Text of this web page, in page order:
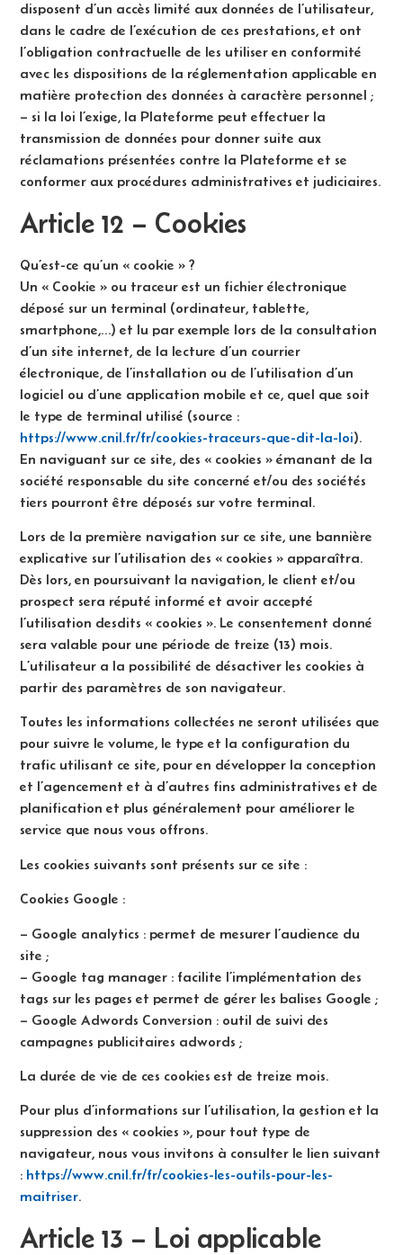
disposent d’un accès limité aux données de l’utilisateur,
dans le cadre de l’exécution de ces prestations, et ont
l’obligation contractuelle de les utiliser en conformité
avec les dispositions de la réglementation applicable en
matière protection des données à caractère personnel ;
– si la loi l’exige, la Plateforme peut effectuer la
transmission de données pour donner suite aux
réclamations présentées contre la Plateforme et se
conformer aux procédures administratives et judiciaires.
Article 12 – Cookies
Qu’est-ce qu’un « cookie » ?
Un « Cookie » ou traceur est un fichier électronique
déposé sur un terminal (ordinateur, tablette,
smartphone,…) et lu par exemple lors de la consultation
d’un site internet, de la lecture d’un courrier
électronique, de l’installation ou de l’utilisation d’un
logiciel ou d’une application mobile et ce, quel que soit
le type de terminal utilisé (source :
https://www.cnil.fr/fr/cookies-traceurs-que-dit-la-loi).
En naviguant sur ce site, des « cookies » émanant de la
société responsable du site concerné et/ou des sociétés
tiers pourront être déposés sur votre terminal.
Lors de la première navigation sur ce site, une bannière
explicative sur l’utilisation des « cookies » apparaîtra.
Dès lors, en poursuivant la navigation, le client et/ou
prospect sera réputé informé et avoir accepté
l’utilisation desdits « cookies ». Le consentement donné
sera valable pour une période de treize (13) mois.
L’utilisateur a la possibilité de désactiver les cookies à
partir des paramètres de son navigateur.
Toutes les informations collectées ne seront utilisées que
pour suivre le volume, le type et la configuration du
trafic utilisant ce site, pour en développer la conception
et l’agencement et à d’autres fins administratives et de
planification et plus généralement pour améliorer le
service que nous vous offrons.
Les cookies suivants sont présents sur ce site :
Cookies Google :
– Google analytics : permet de mesurer l’audience du
site ;
– Google tag manager : facilite l’implémentation des
tags sur les pages et permet de gérer les balises Google ;
– Google Adwords Conversion : outil de suivi des
campagnes publicitaires adwords ;
La durée de vie de ces cookies est de treize mois.
Pour plus d’informations sur l’utilisation, la gestion et la
suppression des « cookies », pour tout type de
navigateur, nous vous invitons à consulter le lien suivant
: https://www.cnil.fr/fr/cookies-les-outils-pour-les-
maitriser.
Article 13 – Loi applicable